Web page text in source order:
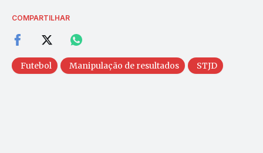
COMPARTILHAR
Futebol Manipulação de resultados STJD